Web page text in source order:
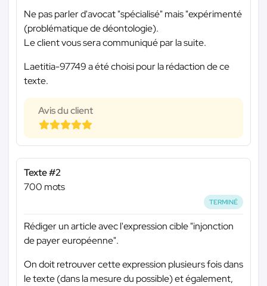
Ne pas parler d'avocat "spécialisé" mais "expérimenté
(problématique de déontologie).
Le client vous sera communiqué par la suite.
Laetitia-97749 a été choisi pour la rédaction de ce
texte.
Avis du client
Texte #2
700 mots
TERMINÉ
Rédiger un article avec l'expression cible "injonction
de payer européenne".
On doit retrouver cette expression plusieurs fois dans
le texte (dans la mesure du possible) et également,